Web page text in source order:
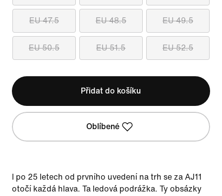
EU 47.5 EU 48.5 EU 49.5
EU 50.5 EU 51.5 EU 52.5
Přidat do košíku
Oblíbené
I po 25 letech od prvního uvedení na trh se za AJ11
otočí každá hlava. Ta ledová podrážka. Ty obsázky